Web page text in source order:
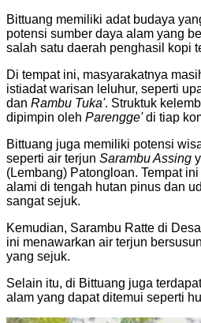
Bittuang memiliki adat budaya
potensi sumber daya alam yang
salah satu daerah penghasil kopi
Di tempat ini, masyarakatnya
istiadat warisan leluhur, seperti
dan Rambu Tuka'. Struktuk
dipimpin oleh Parengge'di tiap
Bittuang juga memiliki potensi
seperti air terjun Sarambu Assing
(Lembang) Patongloan. Tempat
alami di tengah hutan pinus dan
sangat sejuk.
Kemudian, Sarambu Ratte di
ini menawarkan air terjun
yang sejuk.
Selain itu, di Bittuang juga
alam yang dapat ditemui seperti